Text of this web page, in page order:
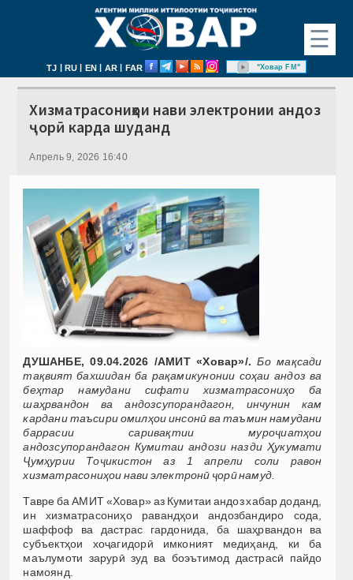
☰
TJ | RU | EN | AR | FAR "Ховар FM"
Хизматрасониҳои нави электронии андоз
ҷорӣ карда шуданд
Апрель 9, 2026 16:40
ДУШАНБЕ, 09.04.2026 /АМИТ «Ховар»/. Бо мақсади
тақвият бахшидан ба рақамикунонии соҳаи андоз ва
беҳтар намудани сифати хизматрасониҳо ба
шаҳрвандон ва андозсупорандагон, инчунин кам
кардани таъсири омилҳои инсонӣ ва таъмин намудани
баррасии саривақтии муроҷиатҳои
андозсупорандагон Кумитаи андози назди Ҳукумати
Ҷумҳурии Тоҷикистон аз 1 апрели соли равон
хизматрасониҳои нави электронӣ ҷорӣ намуд.
Тавре ба АМИТ «Ховар» аз Кумитаи андоз хабар доданд,
ин хизматрасониҳо равандҳои андозбандиро сода,
шаффоф ва дастрас гардонида, ба шаҳрвандон ва
субъектҳои хоҷагидорӣ имконият медиҳанд, ки ба
маълумоти зарурӣ зуд ва боэътимод дастрасӣ пайдо
намоянд.